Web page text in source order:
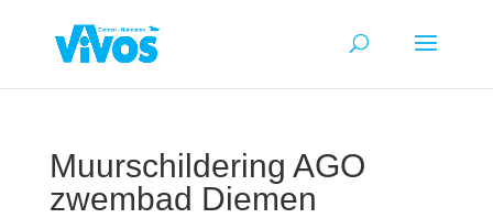
Muurschildering AGO
zwembad Diemen